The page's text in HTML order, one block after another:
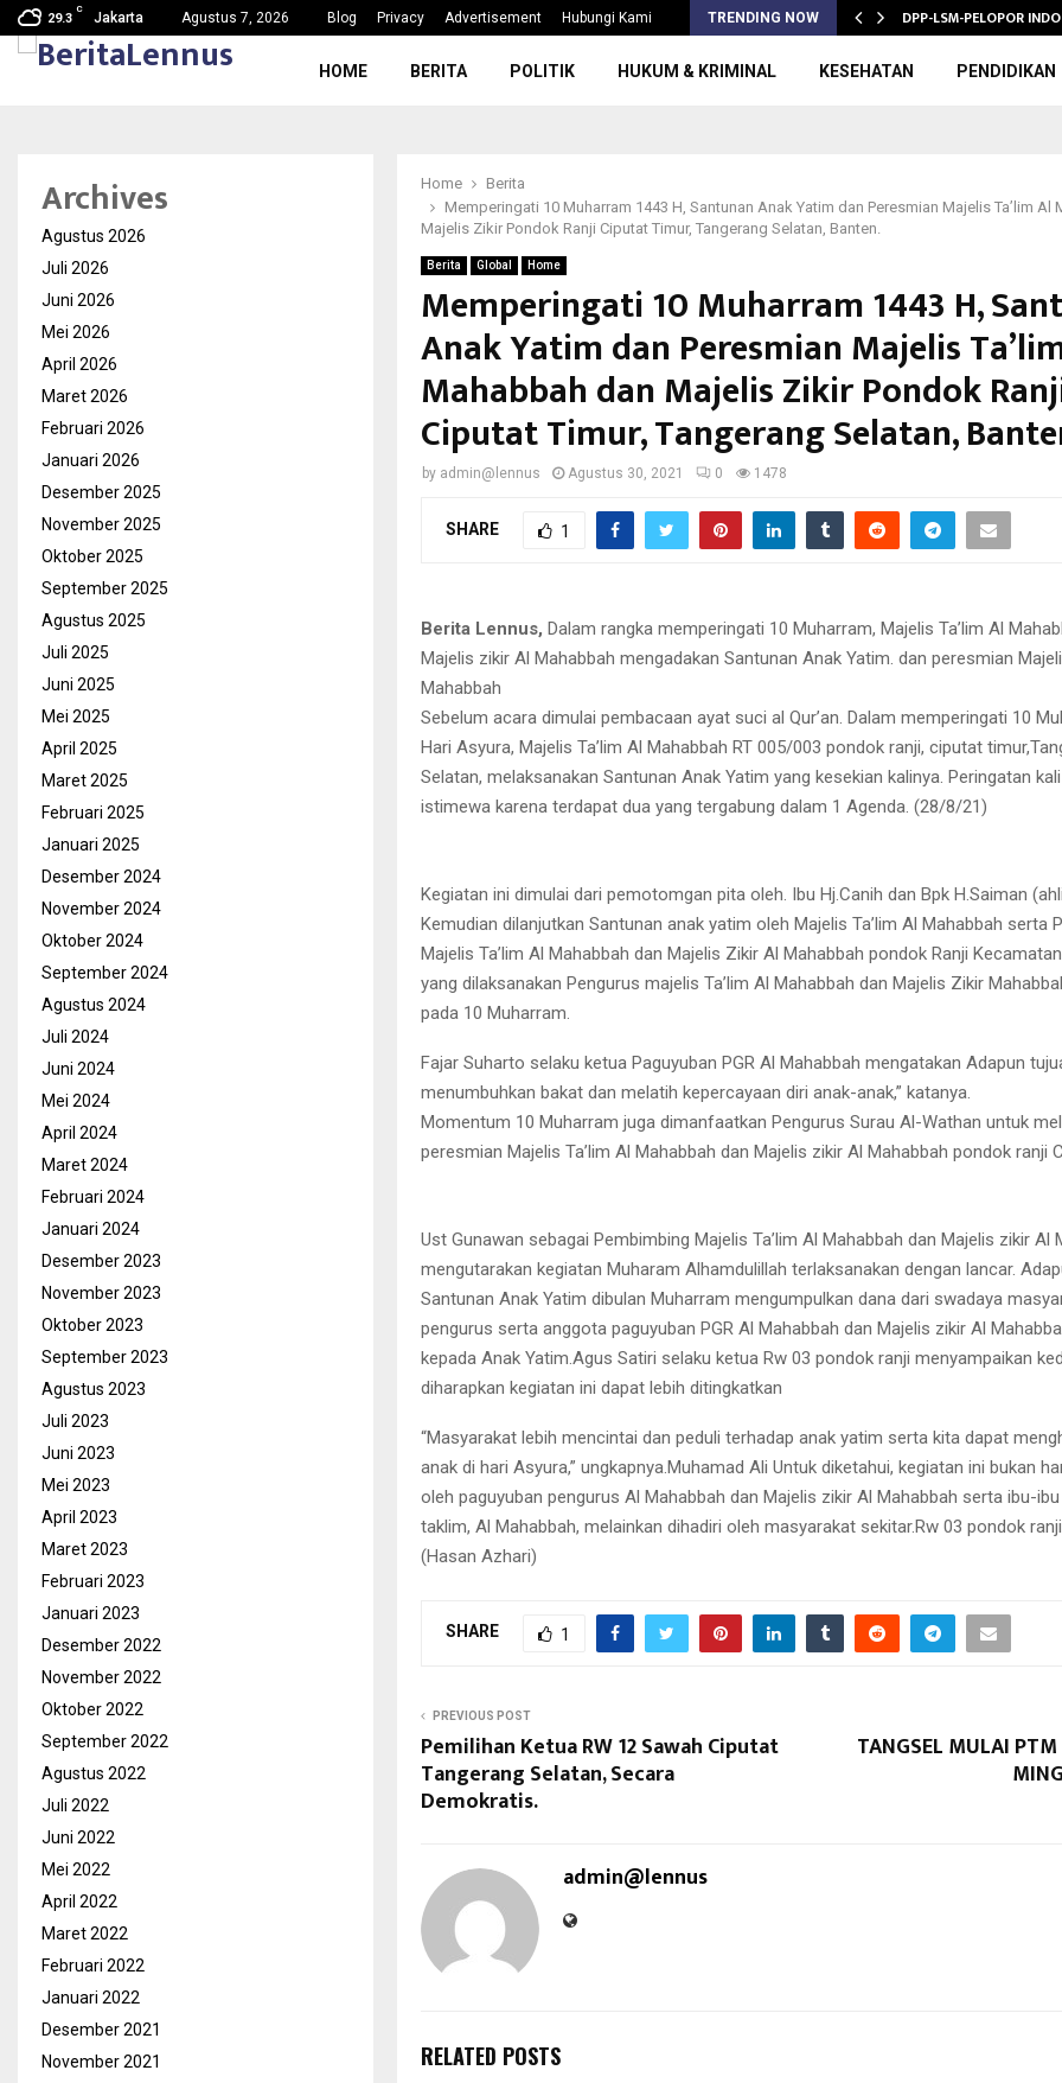
29.3
C
Jakarta Agustus 7, 2026 Blog Privacy Advertisement Hubungi Kami TRENDING NOW
Baik… SDN Karang Tengah 6 Gelar MPLS 2026/2027,… DPP-LSM-PELOPOR
HOME BERITA POLITIK HUKUM & KRIMINAL KESEHATAN PENDIDIKAN
Home
Berita
Memperingati 10 Muharram 1443 H, Santunan Anak Yatim dan Peresmian Majelis Ta’lim Al
Majelis Zikir Pondok Ranji Ciputat Timur, Tangerang Selatan, Banten.
Berita Global Home
Memperingati 10 Muharram 1443 H,
Anak Yatim dan Peresmian Majelis
Mahabbah dan Majelis Zikir Pondok
Ciputat Timur, Tangerang Selatan,
by admin@lennus Agustus 30, 2021 0 1478
SHARE 1
Berita Lennus, Dalam rangka memperingati 10 Muharram, Majelis Ta’lim Al
Majelis zikir Al Mahabbah mengadakan Santunan Anak Yatim. dan peresmian
Mahabbah
Sebelum acara dimulai pembacaan ayat suci al Qur’an. Dalam memperingati 10
Hari Asyura, Majelis Ta’lim Al Mahabbah RT 005/003 pondok ranji, ciputat
Selatan, melaksanakan Santunan Anak Yatim yang kesekian kalinya. Peringatan
istimewa karena terdapat dua yang tergabung dalam 1 Agenda. (28/8/21)
Kegiatan ini dimulai dari pemotomgan pita oleh. Ibu Hj.Canih dan Bpk H.Saiman
Kemudian dilanjutkan Santunan anak yatim oleh Majelis Ta’lim Al Mahabbah serta
Majelis Ta’lim Al Mahabbah dan Majelis Zikir Al Mahabbah pondok Ranji
yang dilaksanakan Pengurus majelis Ta’lim Al Mahabbah dan Majelis Zikir
pada 10 Muharram.
Fajar Suharto selaku ketua Paguyuban PGR Al Mahabbah mengatakan Adapun
menumbuhkan bakat dan melatih kepercayaan diri anak-anak,” katanya.
Momentum 10 Muharram juga dimanfaatkan Pengurus Surau Al-Wathan untuk
peresmian Majelis Ta’lim Al Mahabbah dan Majelis zikir Al Mahabbah pondok ranji
Ust Gunawan sebagai Pembimbing Majelis Ta’lim Al Mahabbah dan Majelis zikir Al
mengutarakan kegiatan Muharam Alhamdulillah terlaksanakan dengan lancar.
Santunan Anak Yatim dibulan Muharram mengumpulkan dana dari swadaya
pengurus serta anggota paguyuban PGR Al Mahabbah dan Majelis zikir Al
kepada Anak Yatim.Agus Satiri selaku ketua Rw 03 pondok ranji menyampaikan
diharapkan kegiatan ini dapat lebih ditingkatkan
“Masyarakat lebih mencintai dan peduli terhadap anak yatim serta kita dapat
anak di hari Asyura,” ungkapnya.Muhamad Ali Untuk diketahui, kegiatan ini bukan
oleh paguyuban pengurus Al Mahabbah dan Majelis zikir Al Mahabbah serta ibu-
taklim, Al Mahabbah, melainkan dihadiri oleh masyarakat sekitar.Rw 03 pondok
(Hasan Azhari)
SHARE 1
PREVIOUS POST
Pemilihan Ketua RW 12 Sawah Ciputat
Tangerang Selatan, Secara
Demokratis.
TANGSEL MULAI PTM
admin@lennus
RELATED POSTS
Archives
Agustus 2026
Juli 2026
Juni 2026
Mei 2026
April 2026
Maret 2026
Februari 2026
Januari 2026
Desember 2025
November 2025
Oktober 2025
September 2025
Agustus 2025
Juli 2025
Juni 2025
Mei 2025
April 2025
Maret 2025
Februari 2025
Januari 2025
Desember 2024
November 2024
Oktober 2024
September 2024
Agustus 2024
Juli 2024
Juni 2024
Mei 2024
April 2024
Maret 2024
Februari 2024
Januari 2024
Desember 2023
November 2023
Oktober 2023
September 2023
Agustus 2023
Juli 2023
Juni 2023
Mei 2023
April 2023
Maret 2023
Februari 2023
Januari 2023
Desember 2022
November 2022
Oktober 2022
September 2022
Agustus 2022
Juli 2022
Juni 2022
Mei 2022
April 2022
Maret 2022
Februari 2022
Januari 2022
Desember 2021
November 2021